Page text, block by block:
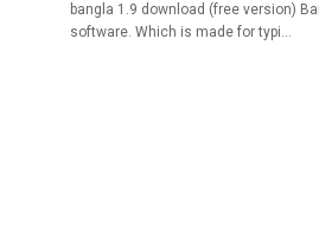
bangla 1.9 download (free version)
software. Which is made for typi…